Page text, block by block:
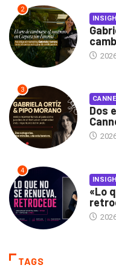
2
3
Dos
4
«Lo
TAGS